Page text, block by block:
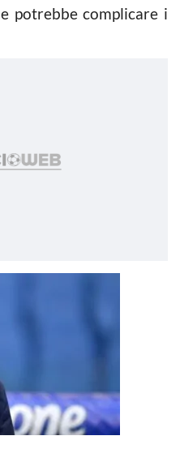
potrebbe complicare i